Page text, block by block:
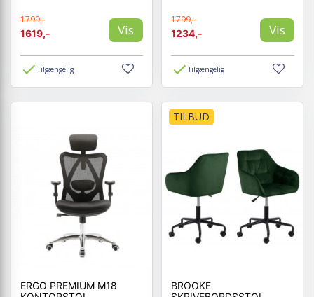
1799,-
1619,-
Vis
Tilgængelig
1799,-
1234,-
Vis
Tilgængelig
ERGO PREMIUM M18
TILBUD
BROOKE